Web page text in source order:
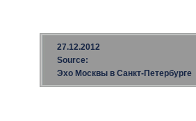
27.12.2012
Source:
Эхо Москвы в Санкт-Петербурге